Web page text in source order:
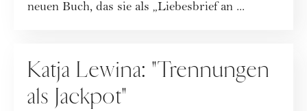
neuen Buch, das sie als „Liebesbrief an ...
Katja Lewina: "Trennungen
als Jackpot"